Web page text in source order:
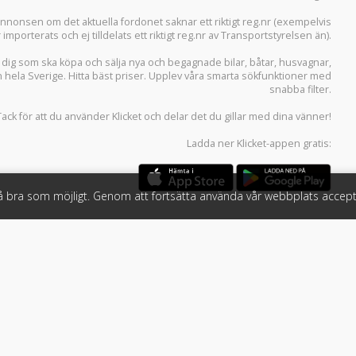
om det aktuella fordonet saknar ett riktigt reg.nr (exempelvis
och ej tilldelats ett riktigt reg.nr av Transportstyrelsen än).
som ska köpa och sälja nya och begagnade bilar, båtar, husvagnar,
Sverige. Hitta bäst priser. Upplev våra smarta sökfunktioner med
snabba filter.
för att du använder Klicket och delar det du gillar med dina vänner!
Ladda ner Klicket-appen gratis:
som möjligt. Genom att fortsätta använda vår webbplats